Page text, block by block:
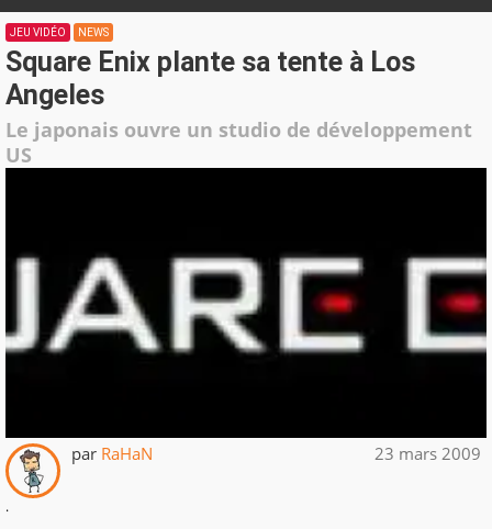
JEU VIDÉO NEWS
Square Enix plante sa tente à Los
Angeles
Le japonais ouvre un studio de développement
US
par RaHaN 23 mars 2009
.